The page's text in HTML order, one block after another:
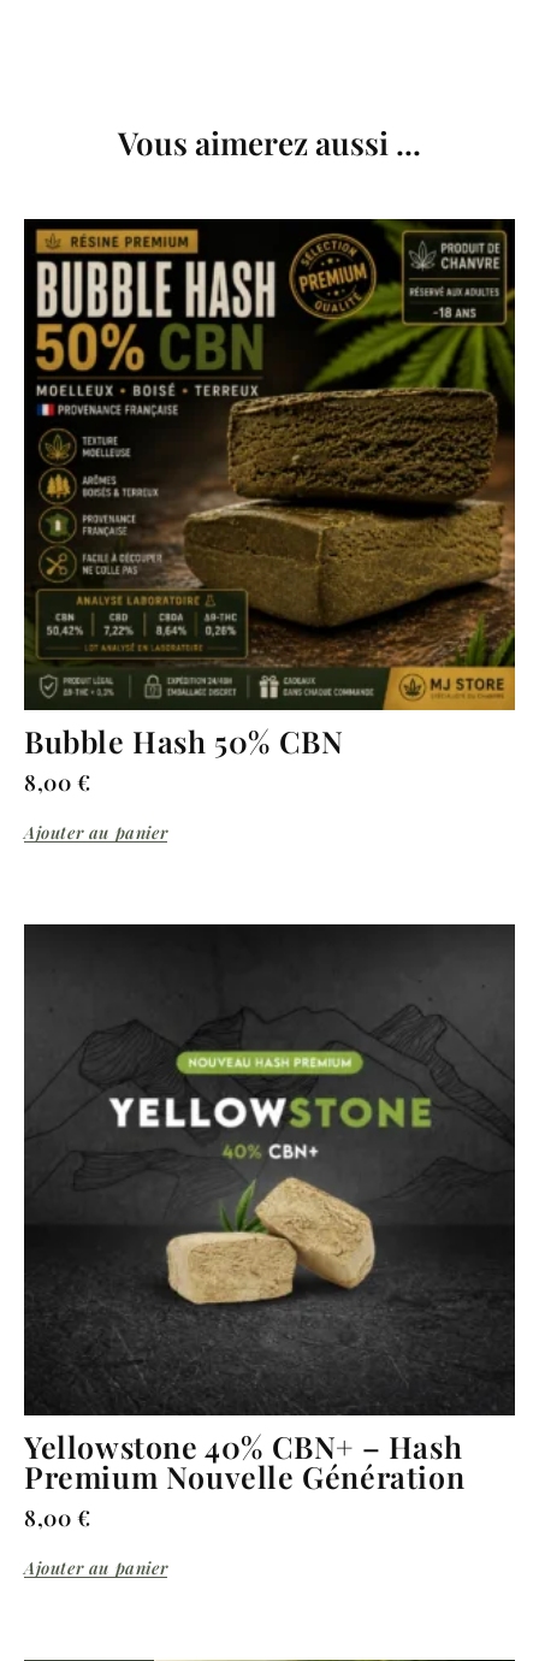
Vous aimerez aussi ...
Bubble Hash 50% CBN
8,00 €
Ajouter au panier
Yellowstone 40% CBN+ – Hash
Premium Nouvelle Génération
8,00 €
Ajouter au panier